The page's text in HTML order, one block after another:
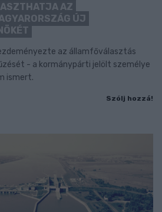
AZ
ÚJ
az államfőválasztás
- a kormánypárti jelölt személye
ismert.
Szólj hozzá!